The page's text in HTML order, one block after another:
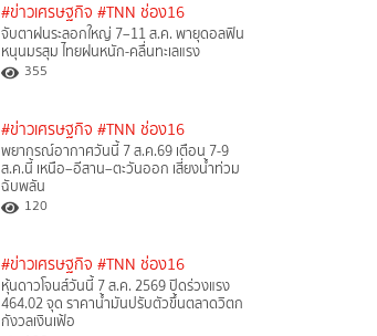
#ข่าวเศรษฐกิจ #TNN ช่อง16
จับตาฝนระลอกใหญ่ 7–11 ส.ค. พายุดอลฟิน
หนุนมรสุม ไทยฝนหนัก-คลื่นทะเลแรง
355
#ข่าวเศรษฐกิจ #TNN ช่อง16
พยากรณ์อากาศวันนี้ 7 ส.ค.69 เตือน 7-9
ส.ค.นี้ เหนือ–อีสาน–ตะวันออก เสี่ยงน้ำท่วม
ฉับพลัน
120
#ข่าวเศรษฐกิจ #TNN ช่อง16
หุ้นดาวโจนส์วันนี้ 7 ส.ค. 2569 ปิดร่วงแรง
464.02 จุด ราคาน้ำมันปรับตัวขึ้นตลาดวิตก
กังวลเงินเฟ้อ